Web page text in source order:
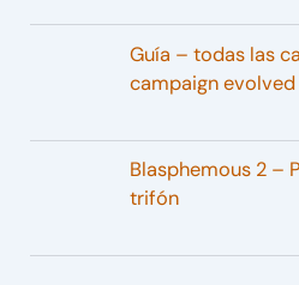
Guía – todas las
campaign evolved
Blasphemous 2 –
trifón